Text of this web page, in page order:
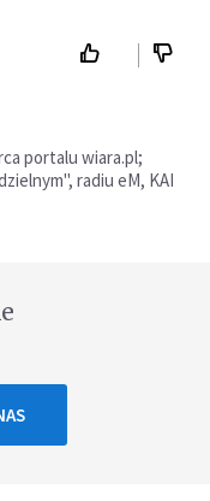
portalu wiara.pl;
radiu eM, KAI